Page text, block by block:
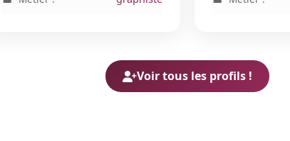
Voir tous les profils !